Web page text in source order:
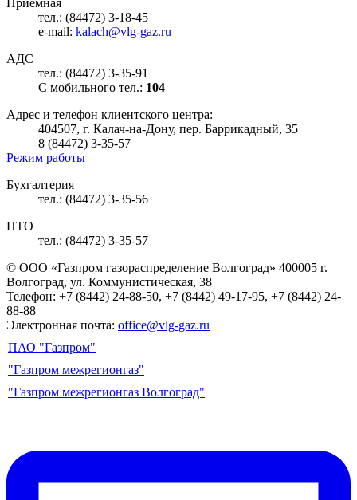
тел.: (84472) 3-18-45
e-mail: kalach@vlg-gaz.ru
АДС
тел.: (84472) 3-35-91
С мобильного тел.: 104
Адрес и телефон клиентского центра:
404507, г. Калач-на-Дону, пер. Баррикадный, 35
8 (84472) 3-35-57
Режим работы
Бухгалтерия
тел.: (84472) 3-35-56
ПТО
тел.: (84472) 3-35-57
© ООО «Газпром газораспределение Волгоград» 400005 г.
Волгоград, ул. Коммунистическая, 38
Телефон: +7 (8442) 24-88-50, +7 (8442) 49-17-95, +7 (8442) 24-
88-88
Электронная почта: office@vlg-gaz.ru
ПАО "Газпром"
"Газпром межрегионгаз"
"Газпром межрегионгаз Волгоград"